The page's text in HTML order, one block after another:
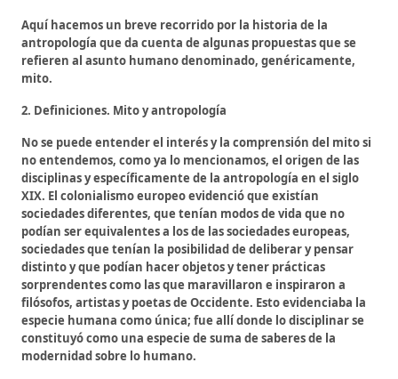
Aquí hacemos un breve recorrido por la historia de la
antropología que da cuenta de algunas propuestas que se
refieren al asunto humano denominado, genéricamente,
mito.
2. Definiciones. Mito y antropología
No se puede entender el interés y la comprensión del mito si
no entendemos, como ya lo mencionamos, el origen de las
disciplinas y específicamente de la antropología en el siglo
XIX. El colonialismo europeo evidenció que existían
sociedades diferentes, que tenían modos de vida que no
podían ser equivalentes a los de las sociedades europeas,
sociedades que tenían la posibilidad de deliberar y pensar
distinto y que podían hacer objetos y tener prácticas
sorprendentes como las que maravillaron e inspiraron a
filósofos, artistas y poetas de Occidente. Esto evidenciaba la
especie humana como única; fue allí donde lo disciplinar se
constituyó como una especie de suma de saberes de la
modernidad sobre lo humano.